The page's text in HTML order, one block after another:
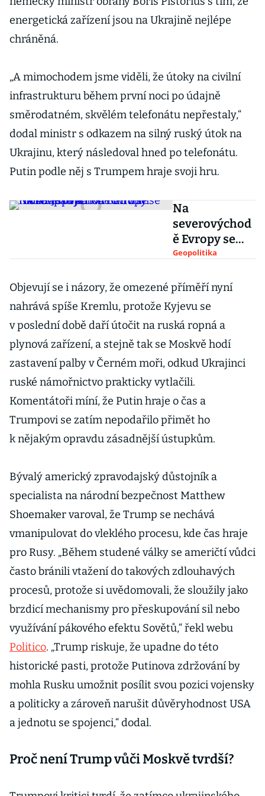
energetická zařízení jsou na Ukrajině nejlépe
chráněná.
„A mimochodem jsme viděli, že útoky na civilní
infrastrukturu během první noci po údajně
směrodatném, skvělém telefonátu nepřestaly,“
dodal ministr s odkazem na silný ruský útok na
Ukrajinu, který následoval hned po telefonátu.
Putin podle něj s Trumpem hraje svoji hru.
Na
severovýchod
ě Evropy se
rodí nápad na
NATO. Jestřábi
od Baltu se
mohou spojit
Geopolitika
Objevují se i názory, že omezené příměří nyní
nahrává spíše Kremlu, protože Kyjevu se
v poslední době daří útočit na ruská ropná a
plynová zařízení, a stejně tak se Moskvě hodí
zastavení palby v Černém moři, odkud Ukrajinci
ruské námořnictvo prakticky vytlačili.
Komentátoři míní, že Putin hraje o čas a
Trumpovi se zatím nepodařilo přimět ho
k nějakým opravdu zásadnější ústupkům.
Bývalý americký zpravodajský důstojník a
specialista na národní bezpečnost Matthew
Shoemaker varoval, že Trump se nechává
vmanipulovat do vleklého procesu, kde čas hraje
pro Rusy. „Během studené války se američtí vůdci
často bránili vtažení do takových zdlouhavých
procesů, protože si uvědomovali, že sloužily jako
brzdicí mechanismy pro přeskupování sil nebo
využívání pákového efektu Sovětů,“ řekl webu
Politico. „Trump riskuje, že upadne do této
historické pasti, protože Putinova zdržování by
mohla Rusku umožnit posílit svou pozici vojensky
a politicky a zároveň narušit důvěryhodnost USA
a jednotu se spojenci,“ dodal.
Proč není Trump vůči Moskvě tvrdší?